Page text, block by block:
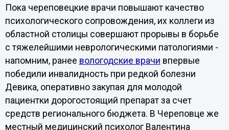
Пока череповецкие врачи повышают качество
психологического сопровождения, их коллеги из
областной столицы совершают прорывы в борьбе
с тяжелейшими неврологическими патологиями -
напомним, ранее вологодские врачи впервые
победили инвалидность при редкой болезни
Девика, оперативно закупая для молодой
пациентки дорогостоящий препарат за счет
средств регионального бюджета. В Череповце же
местный медицинский психолог Валентина